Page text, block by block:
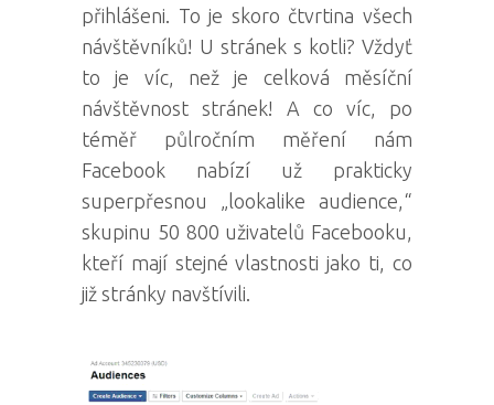
přihlášeni. To je skoro čtvrtina všech
návštěvníků! U stránek s kotli? Vždyť
to je víc, než je celková měsíční
návštěvnost stránek! A co víc, po
téměř půlročním měření nám
Facebook nabízí už prakticky
superpřesnou „lookalike audience,“
skupinu 50 800 uživatelů Facebooku,
kteří mají stejné vlastnosti jako ti, co
již stránky navštívili.